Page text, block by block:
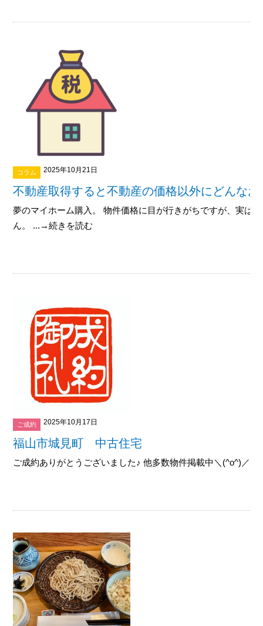
コラム 2025年10月21日
不動産取得すると不動産の価格以外にどんな
夢のマイホーム購入。 物件価格に目が行きがちですが、実は
ん。 ...→続きを読む
ご成約 2025年10月17日
福山市城見町 中古住宅
ご成約ありがとうございました♪ 他多数物件掲載中＼(^o^)／